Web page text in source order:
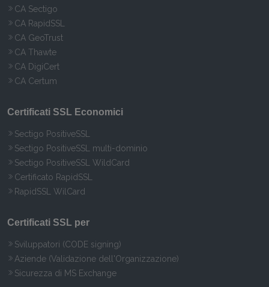
CA Sectigo
CA RapidSSL
CA GeoTrust
CA Thawte
CA DigiCert
CA Certum
Certificati SSL Economici
Sectigo PositiveSSL
Sectigo PositiveSSL multi-dominio
Sectigo PositiveSSL WildCard
Certificato RapidSSL
RapidSSL WilCard
Certificati SSL per
Sviluppatori (CODE signing)
Aziende (Validazione dell'Organizzazione)
Sicurezza di MS Exchange